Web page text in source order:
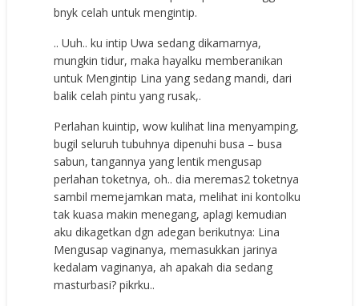
bnyk celah untuk mengintip.
.. Uuh.. ku intip Uwa sedang dikamarnya,
mungkin tidur, maka hayalku memberanikan
untuk Mengintip Lina yang sedang mandi, dari
balik celah pintu yang rusak,.
Perlahan kuintip, wow kulihat lina menyamping,
bugil seluruh tubuhnya dipenuhi busa – busa
sabun, tangannya yang lentik mengusap
perlahan toketnya, oh.. dia meremas2 toketnya
sambil memejamkan mata, melihat ini kontolku
tak kuasa makin menegang, aplagi kemudian
aku dikagetkan dgn adegan berikutnya: Lina
Mengusap vaginanya, memasukkan jarinya
kedalam vaginanya, ah apakah dia sedang
masturbasi? pikrku..